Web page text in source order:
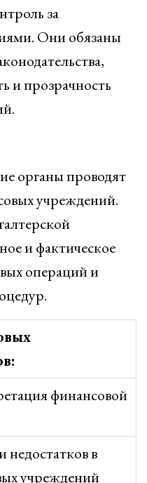
за
Они обязаны
и прозрачность
органы проводят
учреждений.
и фактическое
операций и
финансовой
в
учреждений